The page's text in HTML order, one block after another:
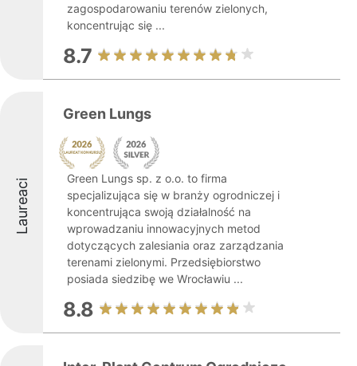
zagospodarowaniu terenów zielonych,
koncentrując się ...
8.7
Laureaci
Green Lungs
Green Lungs sp. z o.o. to firma
specjalizująca się w branży ogrodniczej i
koncentrująca swoją działalność na
wprowadzaniu innowacyjnych metod
dotyczących zalesiania oraz zarządzania
terenami zielonymi. Przedsiębiorstwo
posiada siedzibę we Wrocławiu ...
8.8